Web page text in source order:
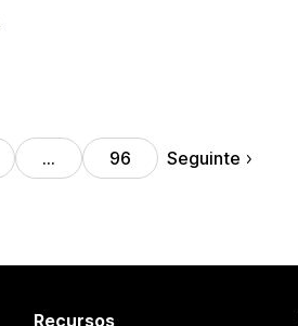
… 96 Seguinte
Recursos